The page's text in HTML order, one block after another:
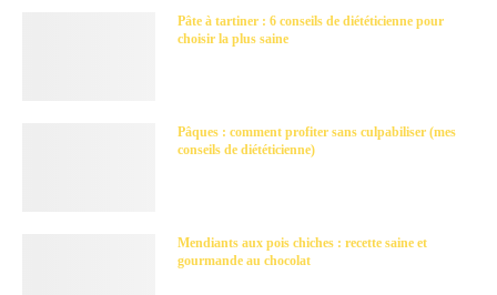
Pâte à tartiner : 6 conseils de diététicienne pour
choisir la plus saine
Pâques : comment profiter sans culpabiliser (mes
conseils de diététicienne)
Mendiants aux pois chiches : recette saine et
gourmande au chocolat